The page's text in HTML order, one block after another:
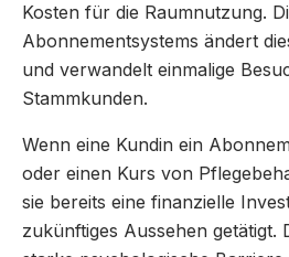
Kosten für die Raumnutzung.
Abonnementsystems ändert
und verwandelt einmalige
Stammkunden.
Wenn eine Kundin ein
oder einen Kurs von
sie bereits eine finanzielle
zukünftiges Aussehen getätigt.